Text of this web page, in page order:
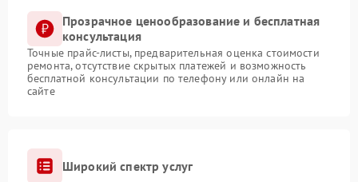
Прозрачное ценообразование и бесплатная
консультация
Точные прайс-листы, предварительная оценка стоимости
ремонта, отсутствие скрытых платежей и возможность
бесплатной консультации по телефону или онлайн на
сайте
Широкий спектр услуг